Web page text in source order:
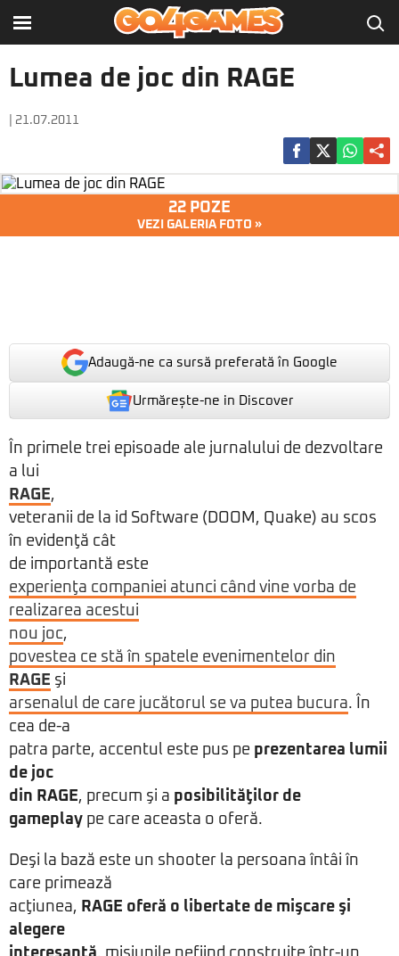
Lumea de joc din RAGE
| 21.07.2011
22 POZE
VEZI GALERIA FOTO »
Adaugă-ne ca sursă preferată în Google
Urmărește-ne in Discover
În primele trei episoade ale jurnalului de dezvoltare
a lui
RAGE,
veteranii de la id Software (DOOM, Quake) au scos
în evidenţă cât
de importantă este
experienţa companiei atunci când vine vorba de
realizarea acestui
nou joc,
povestea ce stă în spatele evenimentelor din
RAGE şi
arsenalul de care jucătorul se va putea bucura. În
cea de-a
patra parte, accentul este pus pe prezentarea lumii
de joc
din RAGE, precum şi a posibilităţilor de
gameplay pe care aceasta o oferă.
Deşi la bază este un shooter la persoana întâi în
care primează
acţiunea, RAGE oferă o libertate de mişcare şi
alegere